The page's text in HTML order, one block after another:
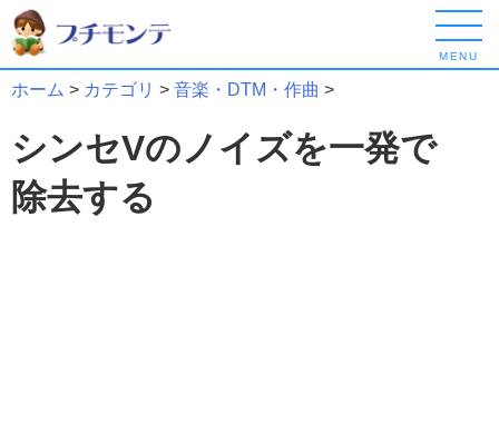
MENU
ホーム > カテゴリ > 音楽・DTM・作曲 >
シンセVのノイズを一発で
除去する